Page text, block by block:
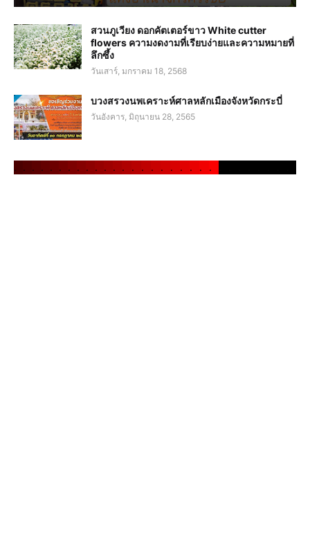
สวนภูเวียง ดอกคัตเตอร์ขาว White cutter
flowers ความงดงามที่เรียบง่ายและความหมายที่
ลึกซึ้ง
วันเสาร์, มกราคม 18, 2568
บวงสรวงนพเคราะห์ศาลหลักเมืองจังหวัดกระบี่
วันอังคาร, มิถุนายน 28, 2565
. . . . . . . . . . . . . . . . . . . . . .